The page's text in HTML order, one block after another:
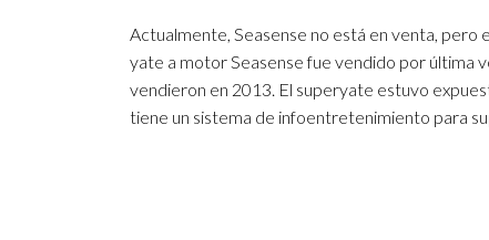
Actualmente, Seasense no está en venta, pero
yate a motor Seasense fue vendido por última
vendieron en 2013. El superyate estuvo
tiene un sistema de infoentretenimiento para